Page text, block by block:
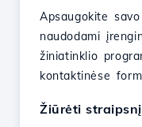
Apsaugokite
naudodami
žiniatinklio
kontaktinėse
Žiūrėti straipsnį